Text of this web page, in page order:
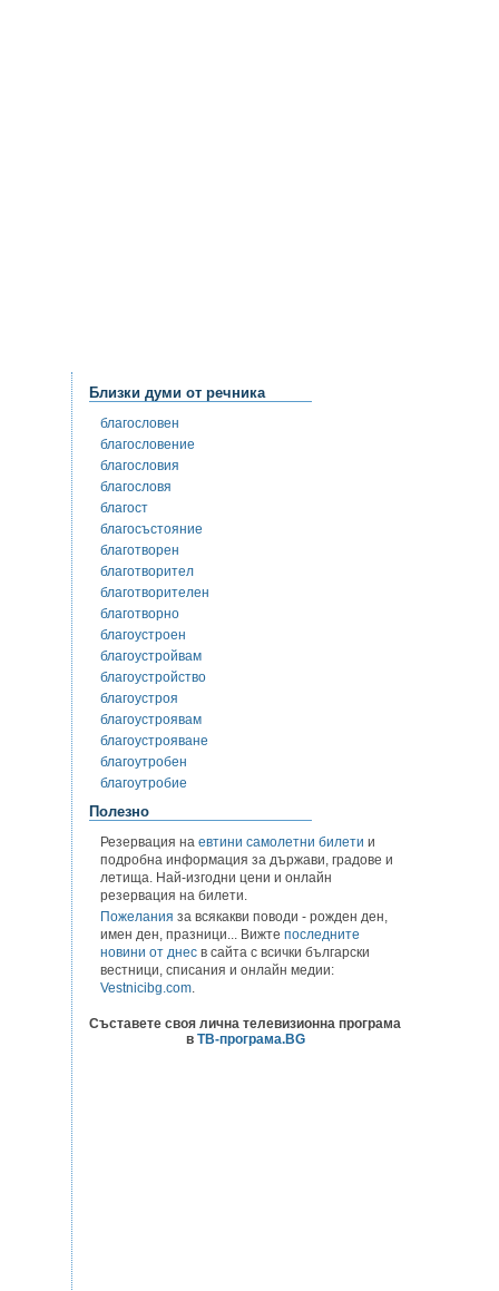
Близки думи от речника
благословен
благословение
благословия
благословя
благост
благосъстояние
благотворен
благотворител
благотворителен
благотворно
благоустроен
благоустройвам
благоустройство
благоустроя
благоустроявам
благоустрояване
благоутробен
благоутробие
Полезно
Резервация на евтини самолетни билети и
подробна информация за държави, градове и
летища. Най-изгодни цени и онлайн
резервация на билети.
Пожелания за всякакви поводи - рожден ден,
имен ден, празници... Вижте последните
новини от днес в сайта с всички български
вестници, списания и онлайн медии:
Vestnicibg.com.
Съставете своя лична телевизионна програма
в ТВ-програма.BG